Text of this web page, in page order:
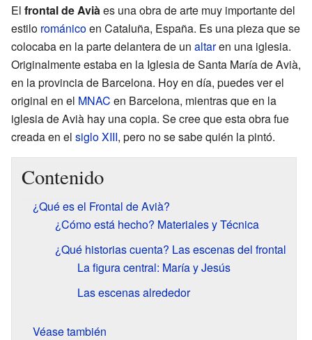
El frontal de Aviàes una obra de arte muy importante del
estilo románicoen Cataluña, España. Es una pieza que se
colocaba en la parte delantera de un altaren una iglesia.
Originalmente estaba en la Iglesia de Santa María de Avià,
en la provincia de Barcelona. Hoy en día, puedes ver el
original en el MNAC en Barcelona, mientras que en la
iglesia de Avià hay una copia. Se cree que esta obra fue
creada en el siglo XIII, pero no se sabe quién la pintó.
Contenido
¿Qué es el Frontal de Avià?
¿Cómo está hecho? Materiales y Técnica
¿Qué historias cuenta? Las escenas del frontal
La figura central: María y Jesús
Las escenas alrededor
Véase también